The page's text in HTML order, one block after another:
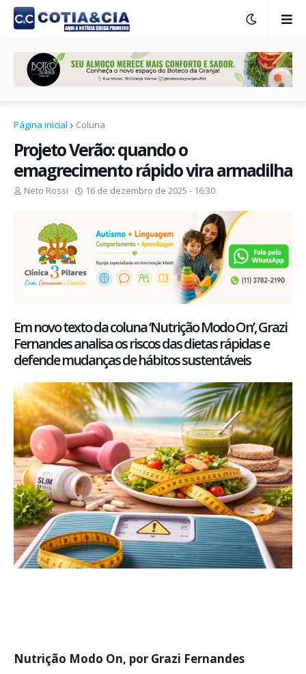
Página inicial Coluna
Projeto Verão: quando o
emagrecimento rápido vira armadilha
Neto Rossi 16 de dezembro de 2025 - 16:30
Em novo texto da coluna ‘Nutrição Modo On’, Grazi
Fernandes analisa os riscos das dietas rápidas e
defende mudanças de hábitos sustentáveis
Nutrição Modo On, por Grazi Fernandes